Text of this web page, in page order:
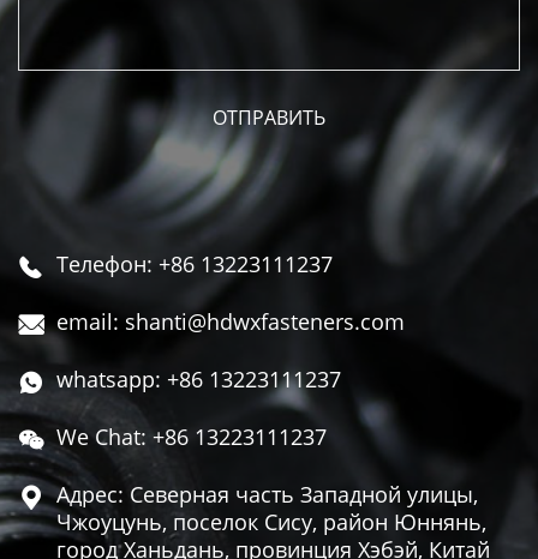
 Телефон: +86 13223111237
 email: shanti@hdwxfasteners.com
 whatsapp: +86 13223111237
 We Chat: +86 13223111237
 Адрес: Северная часть Западной улицы,
Чжоуцунь, поселок Сису, район Юннянь,
город Ханьдань, провинция Хэбэй, Китай